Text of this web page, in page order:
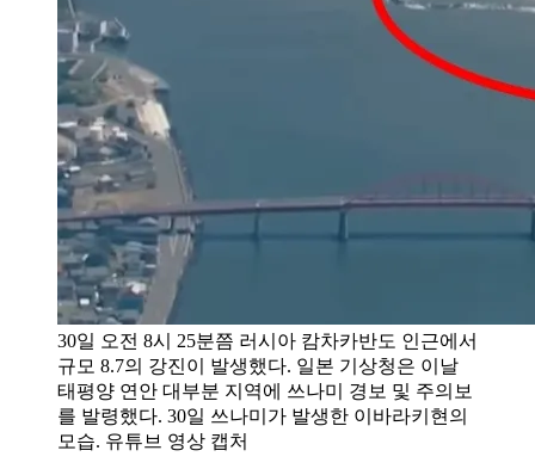
30일 오전 8시 25분쯤 러시아 캄차카반도 인근에서
규모 8.7의 강진이 발생했다. 일본 기상청은 이날
태평양 연안 대부분 지역에 쓰나미 경보 및 주의보
를 발령했다. 30일 쓰나미가 발생한 이바라키현의
모습. 유튜브 영상 캡처